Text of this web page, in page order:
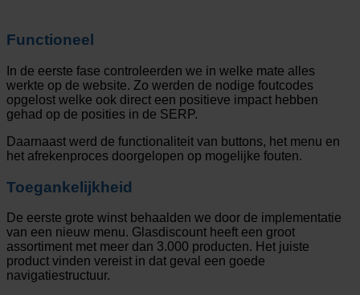
Functioneel
In de eerste fase controleerden we in welke mate alles
werkte op de website. Zo werden de nodige foutcodes
opgelost welke ook direct een positieve impact hebben
gehad op de posities in de SERP.
Daarnaast werd de functionaliteit van buttons, het menu en
het afrekenproces doorgelopen op mogelijke fouten.
Toegankelijkheid
De eerste grote winst behaalden we door de implementatie
van een nieuw menu. Glasdiscount heeft een groot
assortiment met meer dan 3.000 producten. Het juiste
product vinden vereist in dat geval een goede
navigatiestructuur.